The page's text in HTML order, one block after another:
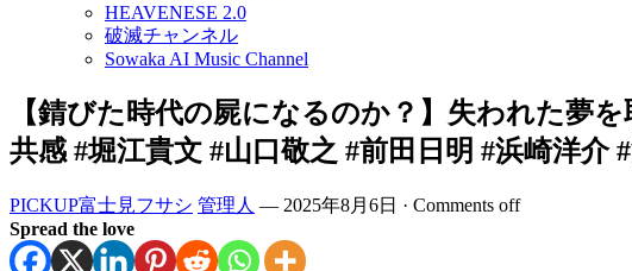
HEAVENESE 2.0
破滅チャンネル
Sowaka AI Music Channel
【錆びた時代の屍になるのか？】失われた夢
共感 #堀江貴文 #山口敬之 #前田日明 #浜崎洋介
PICKUP富士見フサシ 管理人 — 2025年8月6日 · Comments off
Spread the love